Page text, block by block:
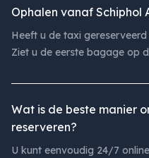
Ophalen vanaf
Heeft u de taxi
Ziet u de eerste bagage op
Wat is de beste manier
reserveren?
U kunt eenvoudig 24/7